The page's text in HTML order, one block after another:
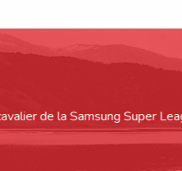
Super League en 2006